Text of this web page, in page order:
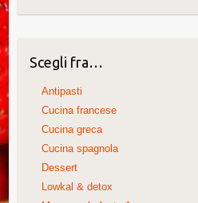
Scegli fra…
Antipasti
Cucina francese
Cucina greca
Cucina spagnola
Dessert
Lowkal & detox